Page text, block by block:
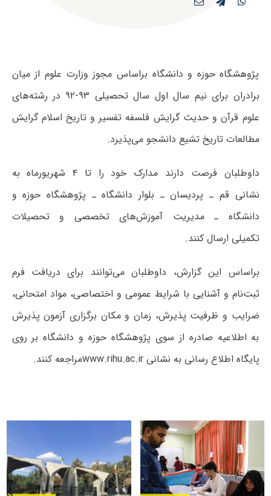
پژوهشگاه حوزه و دانشگاه براساس مجوز وزارت علوم از میان
برادران برای نیم سال اول سال تحصیلی ۹۳-۹۲ در رشته‌های
علوم قرآن و حدیث گرایش فلسفه تفسیر و تاریخ اسلام گرایش
مطالعات تاریخ تشیع دانشجو می‌پذیرد.
داوطلبان فرصت دارند مدارک خود را تا ۴ شهریورماه به
نشانی قم ـ پردیسان ـ بلوار دانشگاه ـ پژوهشگاه حوزه و
دانشگاه ـ مدیریت آموزش‌های تخصصی و تحصیلات
تکمیلی ارسال کنند.
براساس این گزارش، داوطلبان می‌توانند برای دریافت فرم
ثبت‌نام و آشنایی با شرایط عمومی و اختصاصی، مواد امتحانی،
ضرایب و ظرفیت پذیرش، زمان و مکان برگزاری آزمون پذیرش
به اطلاعیه صادره از سوی پژوهشگاه حوزه و دانشگاه بر روی
پایگاه اطلاع رسانی به نشانی www.rihu.ac.irمراجعه کنند.